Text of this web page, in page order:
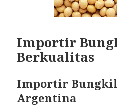
Importir
Berkualitas
Importir
Argentina